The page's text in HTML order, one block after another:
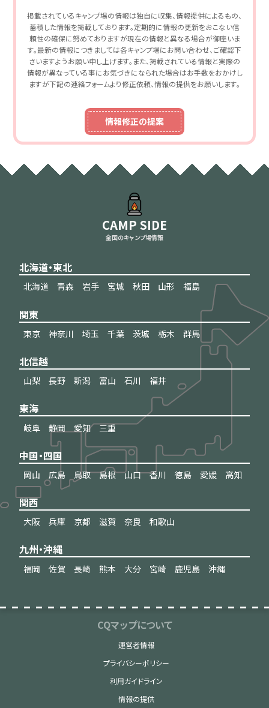
掲載されているキャンプ場の情報は独自に収集、情報提供によるもの、
蓄積した情報を掲載しております。定期的に情報の更新をおこない信
頼性の確保に努めておりますが現在の情報と異なる場合が御座いま
す。最新の情報につきましては各キャンプ場にお問い合わせ、ご確認下
さいますようお願い申し上げます。また、掲載されている情報と実際の
情報が異なっている事にお気づきになられた場合はお手数をおかけし
ますが下記の連絡フォームより修正依頼、情報の提供をお願いします。
情報修正の提案
CAMP SIDE
全国のキャンプ場情報
北海道・東北
北海道 青森 岩手 宮城 秋田 山形 福島
関東
東京 神奈川 埼玉 千葉 茨城 栃木 群馬
北信越
山梨 長野 新潟 富山 石川 福井
東海
岐阜 静岡 愛知 三重
中国・四国
岡山 広島 鳥取 島根 山口 香川 徳島 愛媛 高知
関西
大阪 兵庫 京都 滋賀 奈良 和歌山
九州・沖縄
福岡 佐賀 長崎 熊本 大分 宮崎 鹿児島 沖縄
CQマップについて
運営者情報
プライバシーポリシー
利用ガイドライン
情報の提供